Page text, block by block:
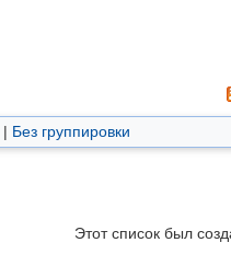
| Без группировки
Этот список был